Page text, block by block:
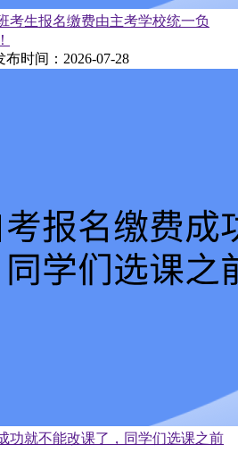
考生报名缴费由主考学校统一负
布时间：2026-07-28
功就不能改课了，同学们选课之前